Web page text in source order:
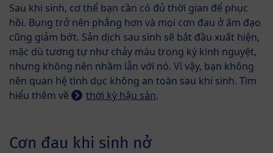
Sau khi sinh, cơ thể bạn cần có đủ thời gian để phục
hồi. Bụng trở nên phẳng hơn và mọi cơn đau ở âm đạo
cũng giảm bớt. Sản dịch sau sinh sẽ bắt đầu xuất hiện,
mặc dù tương tự như chảy máu trong kỳ kinh nguyệt,
nhưng không nên nhầm lẫn với nó. Vì vậy, bạn không
nên quan hệ tình dục không an toàn sau khi sinh. Tìm
hiểu thêm về
thời kỳ hậu sản.
Cơn đau khi sinh nở